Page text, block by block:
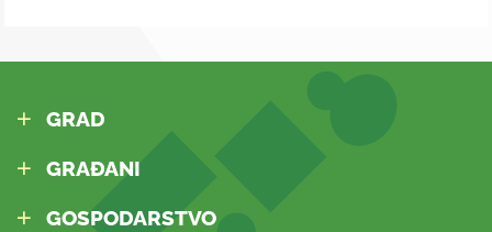
GRAD
GRAĐANI
GOSPODARSTVO